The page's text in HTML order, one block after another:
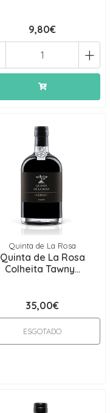
9,80€
+
Quinta de La Rosa
Quinta de La Rosa
Colheita Tawny...
35,00€
ESGOTADO